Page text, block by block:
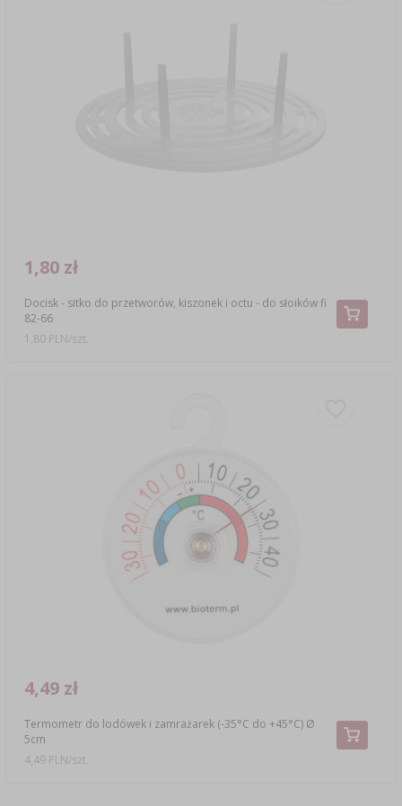
Docisk - sitko do przetworów, kiszonek i octu - do słoików fi
82-66
1,80 zł
1,80 PLN/szt.
Termometr do lodówek i zamrażarek (-35°C do +45°C) Ø
5cm
4,49 zł
4,49 PLN/szt.